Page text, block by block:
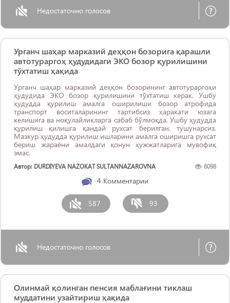
Недостаточно голосов
Урганч шаҳар марказий деҳқон бозорига қарашли
автотураргоҳ ҳудудидаги ЭКО бозор қурилишини
тўхтатиш ҳақида
Урганч шаҳар марказий деҳқон бозорининг автотураргоҳи
ҳудудида ЭКО бозор қурилишини тўхтатиш керак. Ушбу
ҳудудда қурилиш амалга оширилиши бозор атрофида
транспорт воситаларининг тартибсиз ҳаракати юзага
келишига ва ноқулайликларга сабаб бўлмоқда. Ушбу ҳудудда
қурилиш қилишга қандай рухсат берилган, тушунарсиз.
Мазкур ҳудудда қурилиш ишларини амалга оширишга рухсат
бериш жараёни амалдаги қонун ҳужжатларига мувофиқ
эмас.
Автор: DURDIYEVA NAZOKAT SULTANNAZAROVNA 6098
4 Комментарии
587 93
Недостаточно голосов
Олинмай қолинган пенсия маблағини тиклаш
муддатини узайтириш ҳақида